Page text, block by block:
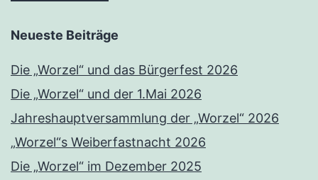
Neueste Beiträge
Die „Worzel“ und das Bürgerfest 2026
Die „Worzel“ und der 1.Mai 2026
Jahreshauptversammlung der „Worzel“ 2026
„Worzel“s Weiberfastnacht 2026
Die „Worzel“ im Dezember 2025